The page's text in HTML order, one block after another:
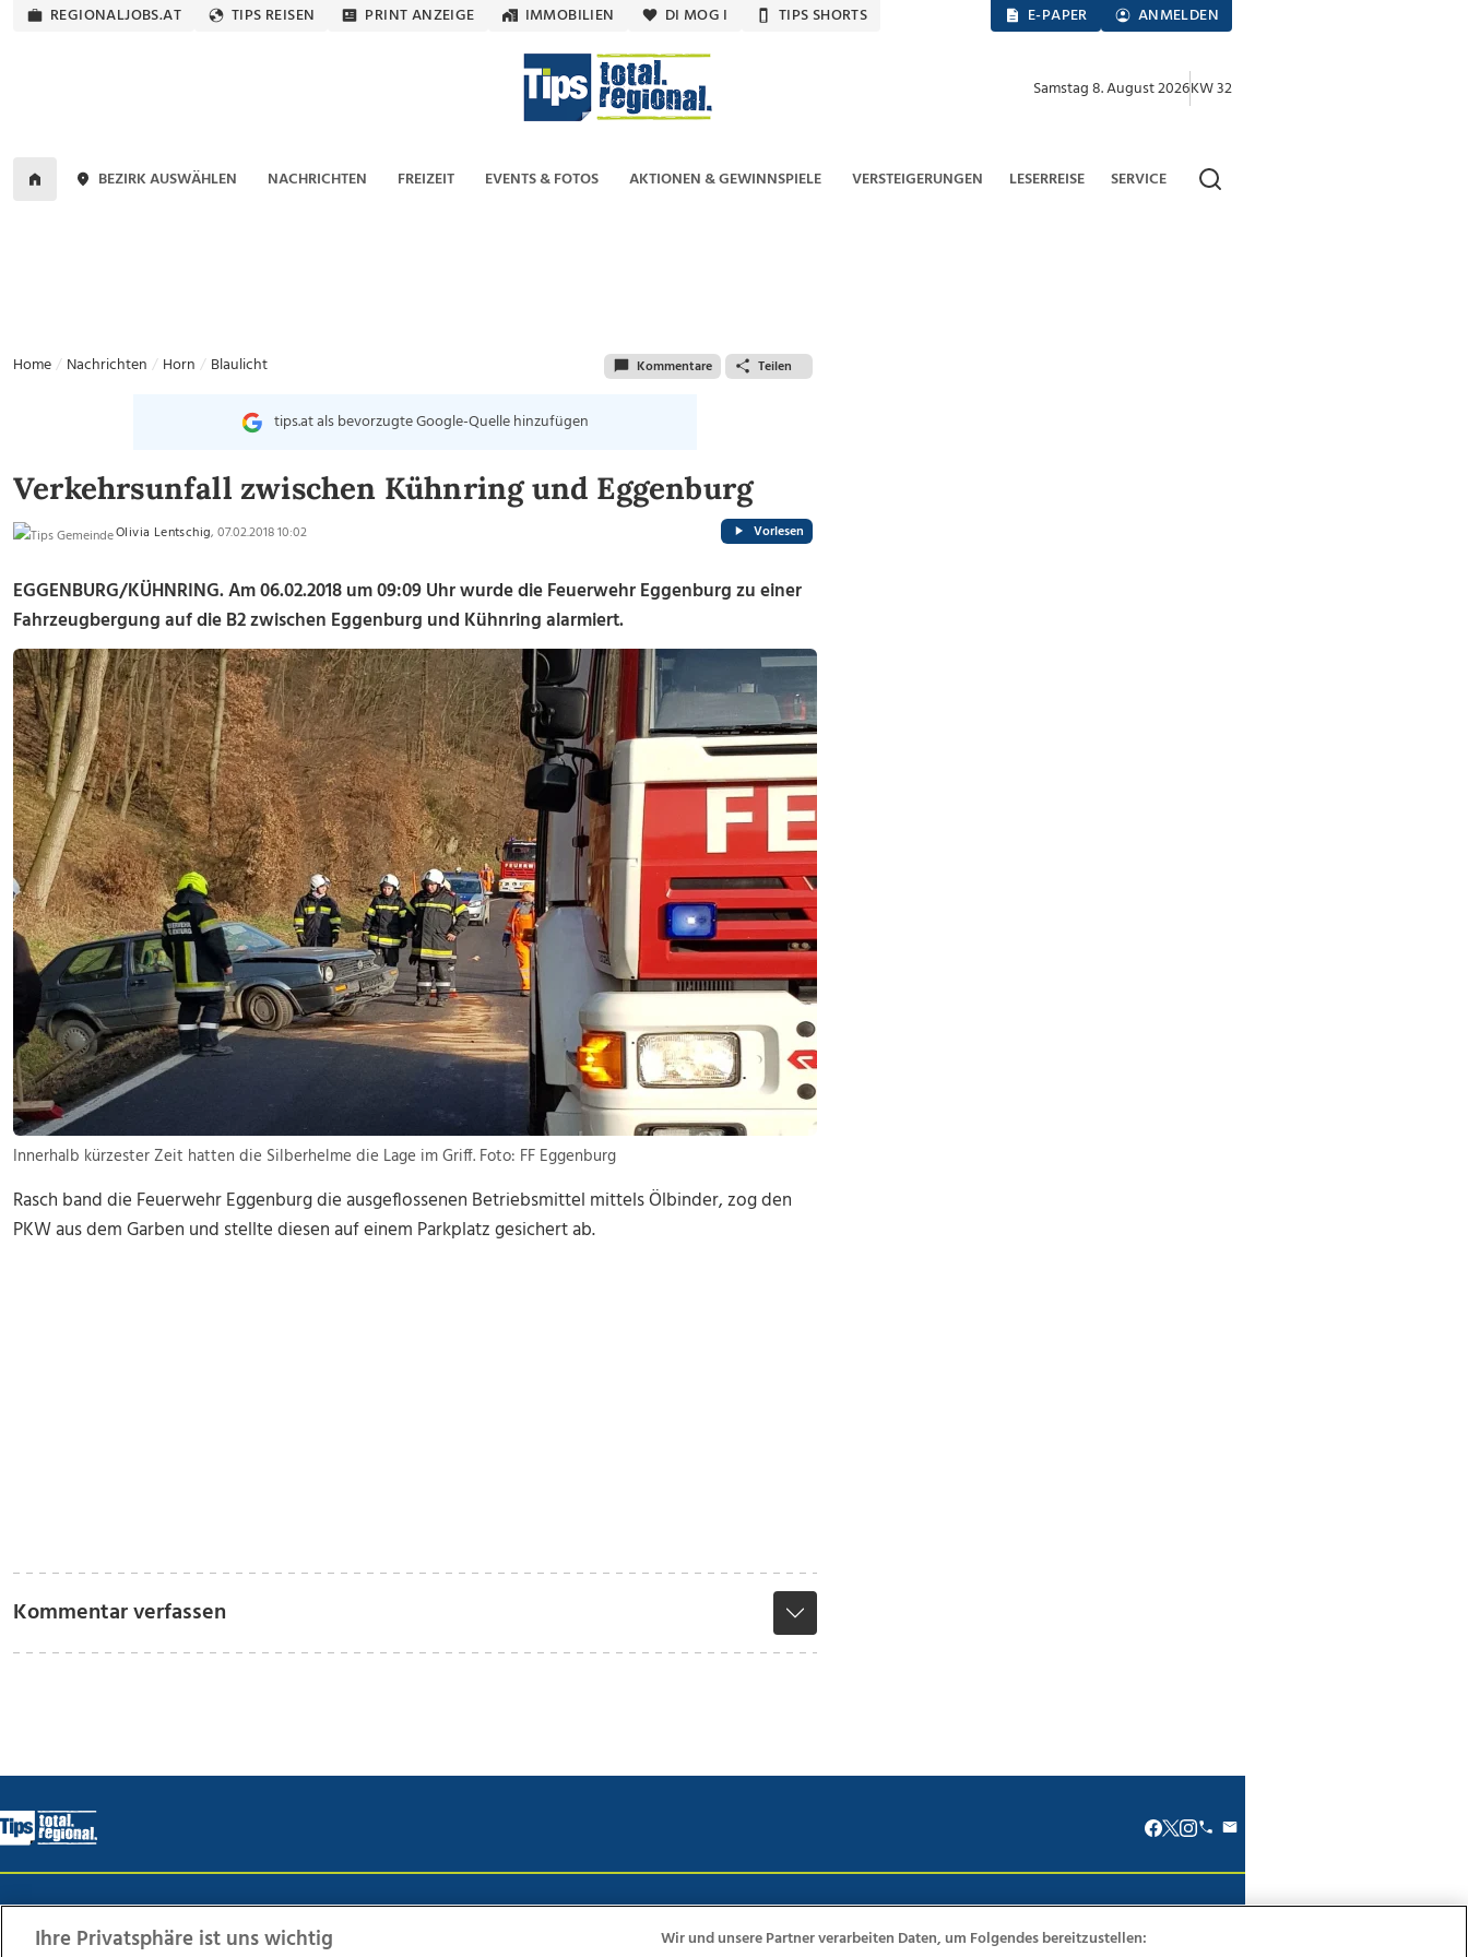
REGIONALJOBS.AT TIPS REISEN PRINT ANZEIGE IMMOBILIEN DI MOG I TIPS SHORTS E-PAPER ANMELDEN
Samstag 8. August 2026KW 32
BEZIRK AUSWÄHLEN NACHRICHTEN FREIZEIT EVENTS & FOTOS AKTIONEN & GEWINNSPIELE VERSTEIGERUNGEN LESERREISE SERVICE
Home Nachrichten Horn Blaulicht Kommentare Teilen
tips.at als bevorzugte Google-Quelle hinzufügen
Verkehrsunfall zwischen Kühnring und Eggenburg
Olivia Lentschig, 07.02.2018 10:02 Vorlesen
EGGENBURG/KÜHNRING. Am 06.02.2018 um 09:09 Uhr wurde die Feuerwehr Eggenburg zu einer
Fahrzeugbergung auf die B2 zwischen Eggenburg und Kühnring alarmiert.
Innerhalb kürzester Zeit hatten die Silberhelme die Lage im Griff. Foto: FF Eggenburg
Rasch band die Feuerwehr Eggenburg die ausgeflossenen Betriebsmittel mittels Ölbinder, zog den
PKW aus dem Garben und stellte diesen auf einem Parkplatz gesichert ab.
Kommentar verfassen
Ihre Privatsphäre ist uns wichtig Wir und unsere Partner verarbeiten Daten, um Folgendes bereitzustellen: